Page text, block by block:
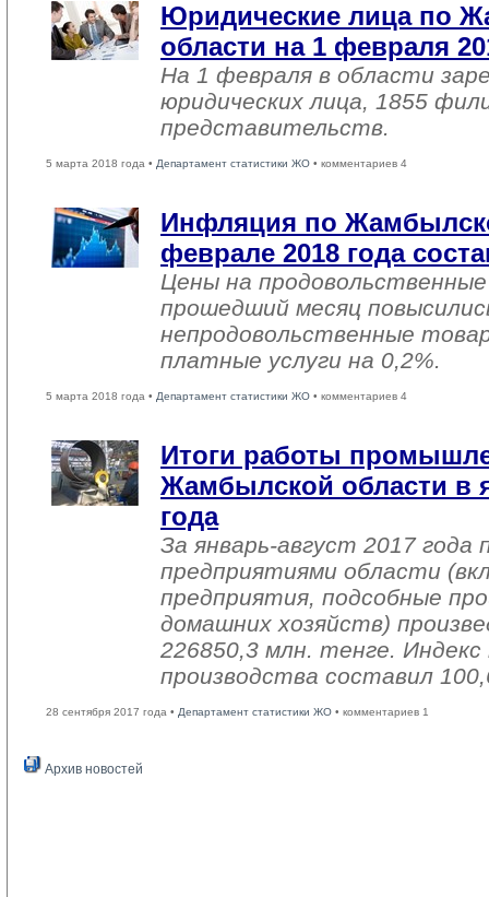
Юридические лица по
области на 1 февраля
На 1 февраля в области
юридических лица, 1855
представительств.
5 марта 2018 года • Департамент статистики ЖО • комментариев 4
Инфляция по
феврале 2018 года
Цены на
прошедший месяц
непродовольственные
платные услуги на 0,2%.
5 марта 2018 года • Департамент статистики ЖО • комментариев 4
Итоги работы
Жамбылской области в
года
За январь-август 2017
предприятиями области
предприятия, подсобные
домашних хозяйств)
226850,3 млн. тенге.
производства составил
28 сентября 2017 года • Департамент статистики ЖО • комментариев 1
Архив новостей